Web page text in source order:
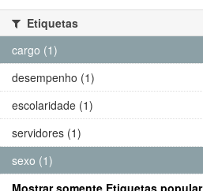
Etiquetas
cargo (1)
desempenho (1)
escolaridade (1)
servidores (1)
sexo (1)